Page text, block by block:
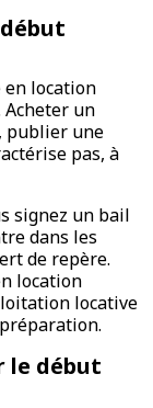
en location
un
publier une
pas, à
signez un bail
dans les
de repère.
location
locative
le début